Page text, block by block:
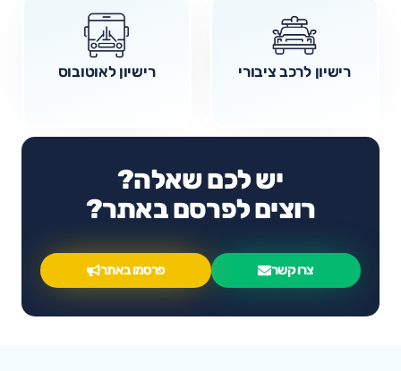
רישיון לרכב ציבורי רישיון לאוטובוס
יש לכם שאלה?
רוצים לפרסם באתר?
צרו קשר פרסמו באתר